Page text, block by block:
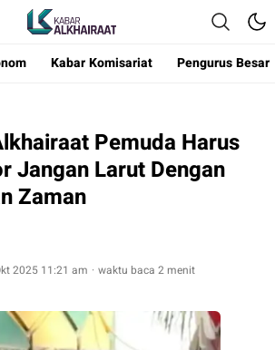
Kabar Alkhairaat
Mengabarkan Kebaikan
Kabar Komisariat Pengurus Besar
Pemuda Harus
Jangan Larut Dengan
Zaman
2025 11:21 am
waktu baca 2 menit